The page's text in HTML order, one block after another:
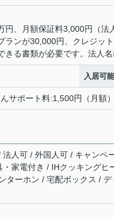
円、月額保証料3,000円（法
ランが30,000円、クレジッ
きる書類が必要です。法人
入居可
サポート料:1,500円（月額）
人可 / 外国人可 / キャンペ
家電付き / IHクッキング
ターホン / 宅配ボックス /